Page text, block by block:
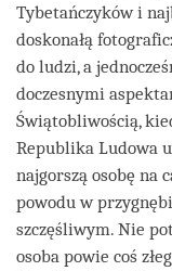
Tybetańczyków i
doskonałą
do ludzi, a
doczesnymi
Świątobliwością,
Republika Ludowa
najgorszą osobę na
powodu w
szczęśliwym. Nie
osoba powie coś